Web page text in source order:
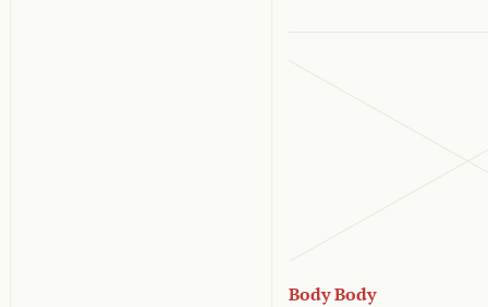
Body Body